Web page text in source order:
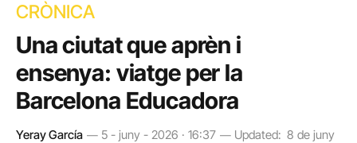
CRÒNICA
Una ciutat que aprèn i
ensenya: viatge per la
Barcelona Educadora
Yeray García 5 - juny - 2026 · 16:37 Updated: 8 de juny